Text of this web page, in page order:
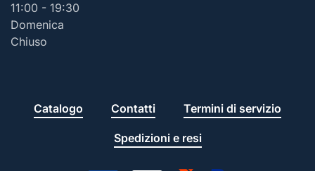
11:00 - 19:30
Domenica
Chiuso
Catalogo Contatti Termini di servizio
Spedizioni e resi